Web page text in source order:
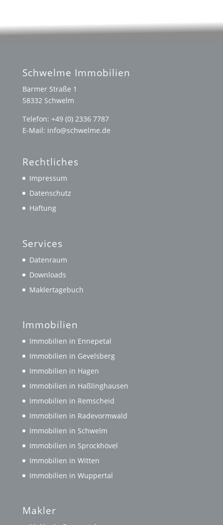
Schwelme Immobilien
Barmer Straße 1
58332 Schwelm
Telefon: +49 (0) 2336 7787
E-Mail: info@schwelme.de
Rechtliches
Impressum
Datenschutz
Haftung
Services
Datenraum
Downloads
Maklertagebuch
Immobilien
Immobilien in Ennepetal
Immobilien in Gevelsberg
Immobilien in Hagen
Immobilien in Haßlinghausen
Immobilien in Remscheid
Immobilien in Radevormwald
Immobilien in Schwelm
Immobilien in Sprockhövel
Immobilien in Witten
Immobilien in Wuppertal
Makler